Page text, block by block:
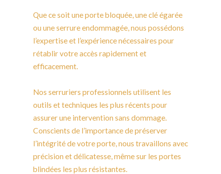
Que ce soit une porte bloquée, une clé égarée
ou une serrure endommagée, nous possédons
l’expertise et l’expérience nécessaires pour
rétablir votre accès rapidement et
efficacement.
Nos serruriers professionnels utilisent les
outils et techniques les plus récents pour
assurer une intervention sans dommage.
Conscients de l’importance de préserver
l’intégrité de votre porte, nous travaillons avec
précision et délicatesse, même sur les portes
blindées les plus résistantes.